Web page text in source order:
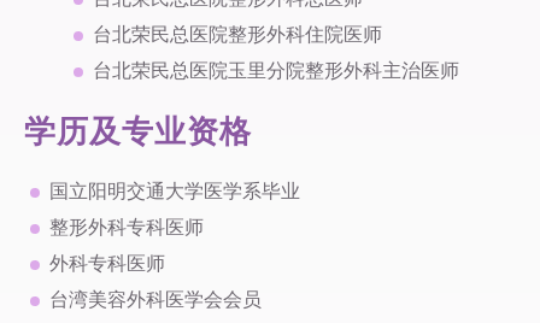
台北荣民总医院整形外科住院医师
台北荣民总医院玉里分院整形外科主治医师
学历及专业资格
国立阳明交通大学医学系毕业
整形外科专科医师
外科专科医师
台湾美容外科医学会会员